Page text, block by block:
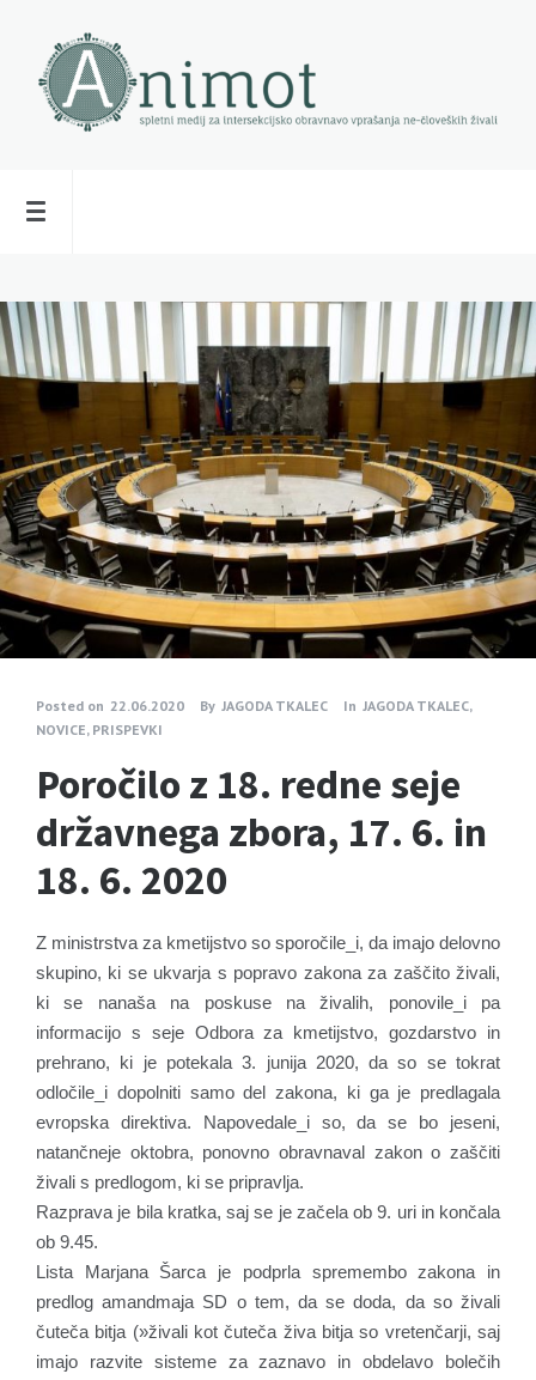
Posted on 22.06.2020 By JAGODA TKALEC In JAGODA TKALEC,
NOVICE, PRISPEVKI
Poročilo z 18. redne seje
državnega zbora, 17. 6. in
18. 6. 2020
Z ministrstva za kmetijstvo so sporočile_i, da imajo delovno
skupino, ki se ukvarja s popravo zakona za zaščito živali,
ki se nanaša na poskuse na živalih, ponovile_i pa
informacijo s seje Odbora za kmetijstvo, gozdarstvo in
prehrano, ki je potekala 3. junija 2020, da so se tokrat
odločile_i dopolniti samo del zakona, ki ga je predlagala
evropska direktiva. Napovedale_i so, da se bo jeseni,
natančneje oktobra, ponovno obravnaval zakon o zaščiti
živali s predlogom, ki se pripravlja.
Razprava je bila kratka, saj se je začela ob 9. uri in končala
ob 9.45.
Lista Marjana Šarca je podprla spremembo zakona in
predlog amandmaja SD o tem, da se doda, da so živali
čuteča bitja (»živali kot čuteča živa bitja so vretenčarji, saj
imajo razvite sisteme za zaznavo in obdelavo bolečih